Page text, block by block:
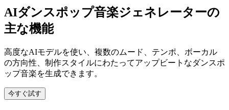
AIダンスポップ音楽ジェネレーターの
主な機能
高度なAIモデルを使い、複数のムード、テンポ、ボーカル
の方向性、制作スタイルにわたってアップビートなダンスポ
ップ音楽を生成できます。
今すぐ試す